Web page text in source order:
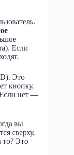
Если
Это
кнопку,
Если нет —
вы
сверху,
то? Это